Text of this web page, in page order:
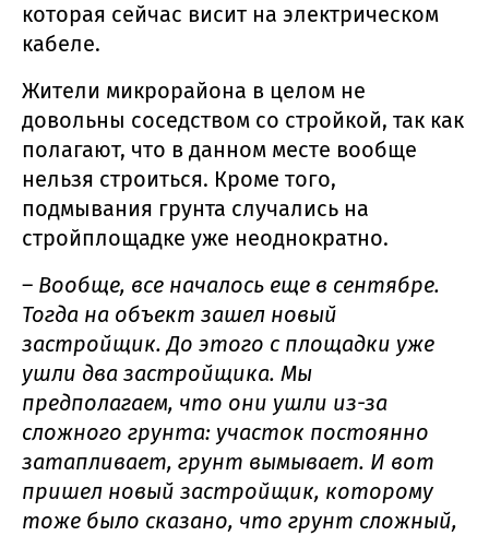
которая сейчас висит на электрическом
кабеле.
Жители микрорайона в целом не
довольны соседством со стройкой, так как
полагают, что в данном месте вообще
нельзя строиться. Кроме того,
подмывания грунта случались на
стройплощадке уже неоднократно.
– Вообще, все началось еще в сентябре.
Тогда на объект зашел новый
застройщик. До этого с площадки уже
ушли два застройщика. Мы
предполагаем, что они ушли из-за
сложного грунта: участок постоянно
затапливает, грунт вымывает. И вот
пришел новый застройщик, которому
тоже было сказано, что грунт сложный,